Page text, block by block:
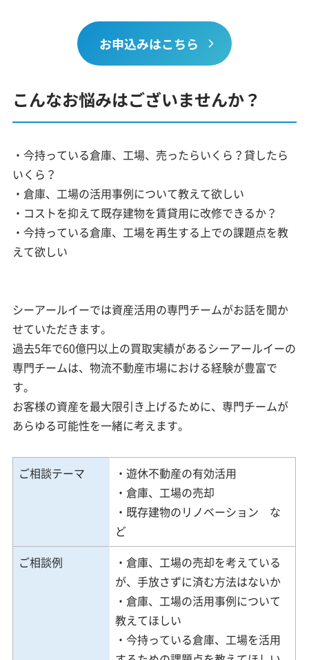
お申込みはこちら
こんなお悩みはございませんか？
・今持っている倉庫、工場、売ったらいくら？貸したら
いくら？
・倉庫、工場の活用事例について教えて欲しい
・コストを抑えて既存建物を賃貸用に改修できるか？
・今持っている倉庫、工場を再生する上での課題点を教
えて欲しい
シーアールイーでは資産活用の専門チームがお話を聞か
せていただきます。
過去5年で60億円以上の買取実績があるシーアールイーの
専門チームは、物流不動産市場における経験が豊富で
す。
お客様の資産を最大限引き上げるために、専門チームが
あらゆる可能性を一緒に考えます。
ご相談テーマ
・遊休不動産の有効活用
・倉庫、工場の売却
・既存建物のリノベーション な
ど
ご相談例
・倉庫、工場の売却を考えている
が、手放さずに済む方法はないか
・倉庫、工場の活用事例について
教えてほしい
・今持っている倉庫、工場を活用